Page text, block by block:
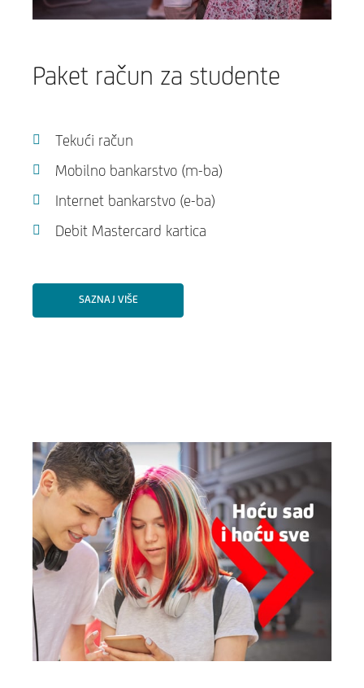
Paket račun za studente
Tekući račun
Mobilno bankarstvo (m-ba)
Internet bankarstvo (e-ba)
Debit Mastercard kartica
SAZNAJ VIŠE